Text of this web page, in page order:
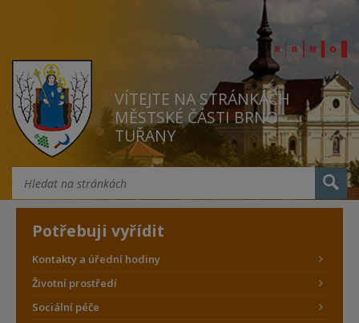
VÍTEJTE NA STRÁNKÁCH
MĚSTSKÉ ČÁSTI BRNO
TUŘANY
Potřebuji vyřídit
Kontakty a úřední hodiny
Životní prostředí
Sociální péče